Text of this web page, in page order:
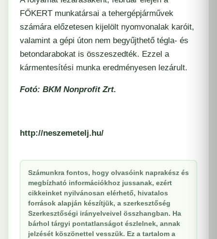
FŐKERT munkatársai a tehergépjárművek
számára előzetesen kijelölt nyomvonalak karóit,
valamint a gépi úton nem begyűjthető tégla- és
betondarabokat is összeszedték. Ezzel a
kármentesítési munka eredményesen lezárult.
Fotó: BKM Nonprofit Zrt.
http://neszemetelj.hu/
Számunkra fontos, hogy olvasóink naprakész és
megbízható információkhoz jussanak, ezért
cikkeinket nyilvánosan elérhető, hivatalos
források alapján készítjük, a szerkesztőség
Szerkesztőségi irányelveivel összhangban. Ha
bárhol tárgyi pontatlanságot észlelnek, annak
jelzését köszönettel vesszük. Ez a tartalom a